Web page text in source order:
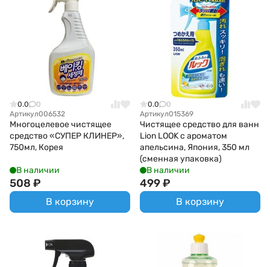
0.0
0
Артикул006532
Многоцелевое чистящее
средство «СУПЕР КЛИНЕР»,
750мл, Корея
В наличии
508 ₽
В корзину
0.0
0
Артикул015369
Чистящее средство для ванн
Lion LOOK с ароматом
апельсина, Япония, 350 мл
(сменная упаковка)
В наличии
499₽
В корзину